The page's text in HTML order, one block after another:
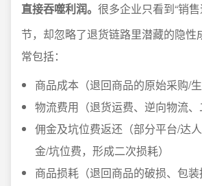
直接吞噬利润。 很多企业只看到“销
节，却忽略了退货链路里潜藏的隐性
常包括：
商品成本（退回商品的原始采购/生
物流费用（退货运费、逆向物流、
佣金及坑位费返还（部分平台/达
金/坑位费，形成二次损耗）
商品损耗（退回商品的破损、包